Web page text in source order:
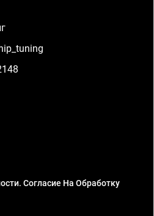
Согласие На Обработку